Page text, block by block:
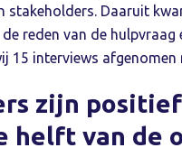
stakeholders. Daaruit
de reden van de
15 interviews
zijn
helft van de